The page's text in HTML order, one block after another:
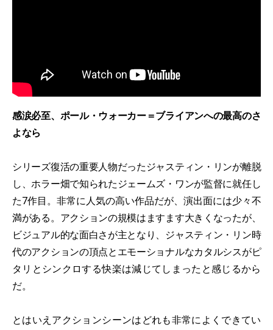
感涙必至、ポール・ウォーカー＝ブライアンへの最高のさ
よなら
シリーズ復活の重要人物だったジャスティン・リンが離脱
し、ホラー畑で知られたジェームズ・ワンが監督に就任し
た7作目。非常に人気の高い作品だが、演出面には少々不
満がある。アクションの規模はますます大きくなったが、
ビジュアル的な面白さが主となり、ジャスティン・リン時
代のアクションの頂点とエモーショナルなカタルシスがピ
タリとシンクロする快楽は減じてしまったと感じるから
だ。
とはいえアクションシーンはどれも非常によくできてい